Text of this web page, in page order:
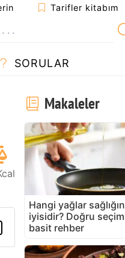
Tarifler kitabım
SORULAR
gönder
yazdır
sahibine bir
Makaleler
Hangi yağlar
iyisidir? Doğru
basit rehber